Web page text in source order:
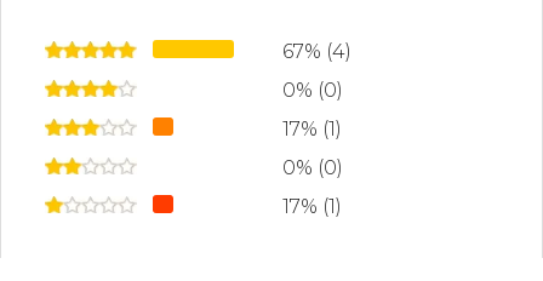
67% (4)
0% (0)
17% (1)
0% (0)
17% (1)